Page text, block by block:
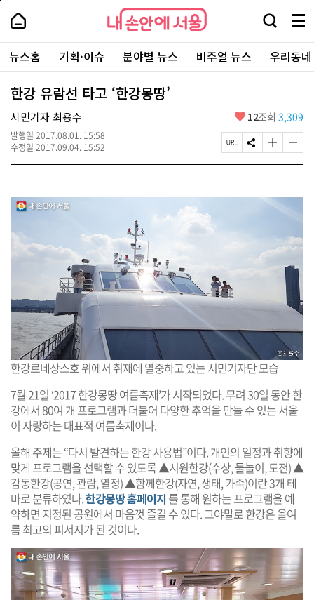
본
로
가
내
손
안
에
서
울
-
서
울
시
대
표
소
털
내
손
에
울
검
창
열
기
메
뉴
전
체
보
주
요
서
뉴스홈 기획·이슈 분야별 뉴스 비주얼 뉴스 우리동
한강 유람선 타고 ‘한강몽땅’
시민기자 최용수
발행일 2017.08.01. 15:58
수정일 2017.09.04. 15:52
좋
요
12조회 3,309
페
이
R
사
S
N
유
글
자
크
하
기
글
자
작
게
하
기
한강르네상스호 위에서 취재에 열중하고 있는 시민기자단 모습
7월 21일 ‘2017 한강몽땅 여름축제’가 시작되었다. 무려 30일 동안 한
강에서 80여 개 프로그램과 더불어 다양한 추억을 만들 수 있는 서울
이 자랑하는 대표적 여름축제이다.
올해 주제는 “다시 발견하는 한강 사용법”이다. 개인의 일정과 취향에
맞게 프로그램을 선택할 수 있도록 ▲시원한강(수상, 물놀이, 도전) ▲
감동한강(공연, 관람, 열정) ▲함께한강(자연, 생태, 가족)이란 3개 테
마로 분류하였다.한강몽땅 홈페이지 를 통해 원하는 프로그램을 예
약하면 지정된 공원에서 마음껏 즐길 수 있다. 그야말로 한강은 올여
름 최고의 피서지가 된 것이다.
페
상
단
로